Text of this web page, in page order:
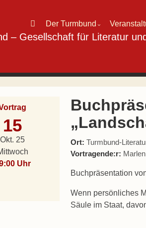
Der Turmbund ⌄
15
Okt. 25
Uhr
Ort: Turmbund-
Vortragende:r:
Buchpräsentation
Wenn persönliches
Säule im Staat,